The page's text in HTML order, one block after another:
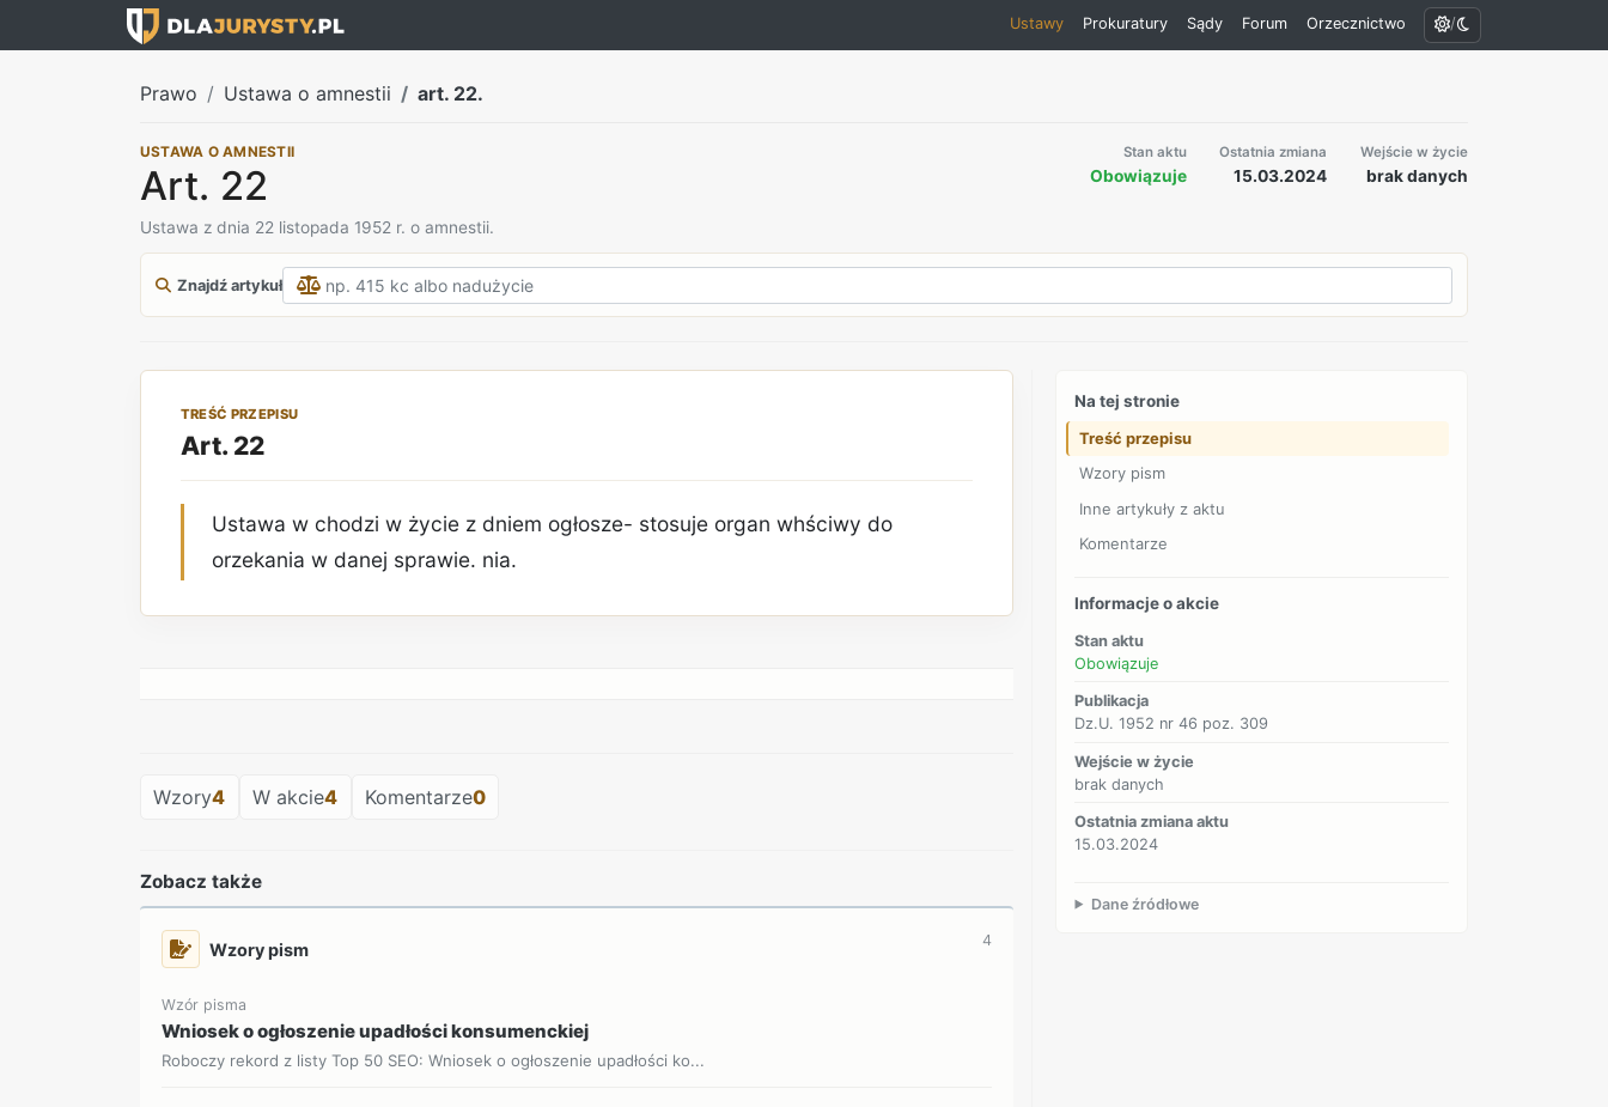
Ustawy Prokuratury Sądy Forum Orzecznictwo /
Prawo Ustawa o amnestii art. 22.
USTAWA O AMNESTII
Art. 22
Ustawa z dnia 22 listopada 1952 r. o amnestii.
Stan aktu
Obowiązuje
Ostatnia zmiana
15.03.2024
Wejście w życie
brak danych
Znajdź artykuł
TREŚĆ PRZEPISU
Art. 22
Ustawa w chodzi w życie z dniem ogłosze- stosuje organ whściwy do
orzekania w danej sprawie. nia.
Wzory4 W akcie4 Komentarze0
Zobacz także
Wzory pism 4
Wzór pisma
Wniosek o ogłoszenie upadłości konsumenckiej
Roboczy rekord z listy Top 50 SEO: Wniosek o ogłoszenie upadłości ko...
Na tej stronie
Treść przepisu
Wzory pism
Inne artykuły z aktu
Komentarze
Informacje o akcie
Stan aktu
Obowiązuje
Publikacja
Dz.U. 1952 nr 46 poz. 309
Wejście w życie
brak danych
Ostatnia zmiana aktu
15.03.2024
Dane źródłowe